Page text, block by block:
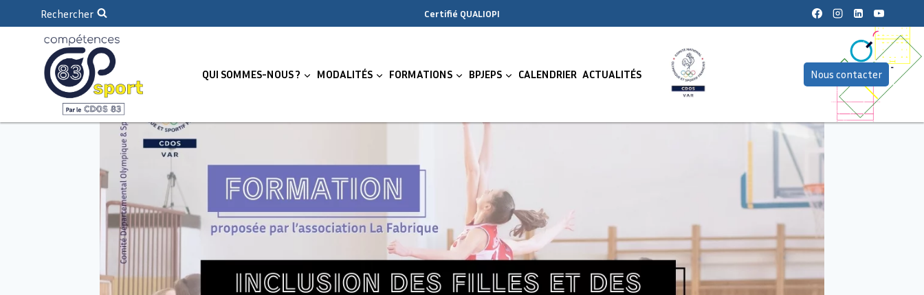
Rechercher Certifié QUALIOPI
QUI SOMMES-NOUS ? MODALITÉS FORMATIONS BPJEPS CALENDRIER ACTUALITÉS Nous contacter